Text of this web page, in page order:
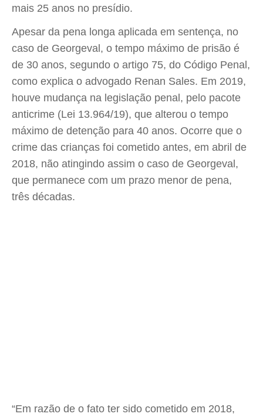
mais 25 anos no presídio.
Apesar da pena longa aplicada em sentença, no
caso de Georgeval, o tempo máximo de prisão é
de 30 anos, segundo o artigo 75, do Código Penal,
como explica o advogado Renan Sales. Em 2019,
houve mudança na legislação penal, pelo pacote
anticrime (Lei 13.964/19), que alterou o tempo
máximo de detenção para 40 anos. Ocorre que o
crime das crianças foi cometido antes, em abril de
2018, não atingindo assim o caso de Georgeval,
que permanece com um prazo menor de pena,
três décadas.
“Em razão de o fato ter sido cometido em 2018,